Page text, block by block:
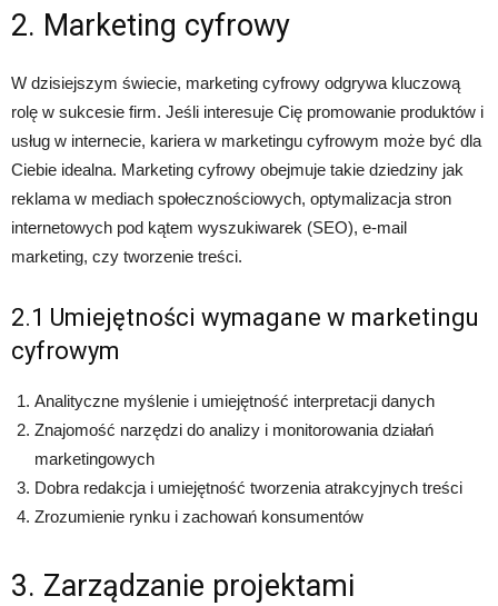
2. Marketing cyfrowy
W dzisiejszym świecie, marketing cyfrowy odgrywa kluczową
rolę w sukcesie firm. Jeśli interesuje Cię promowanie produktów i
usług w internecie, kariera w marketingu cyfrowym może być dla
Ciebie idealna. Marketing cyfrowy obejmuje takie dziedziny jak
reklama w mediach społecznościowych, optymalizacja stron
internetowych pod kątem wyszukiwarek (SEO), e-mail
marketing, czy tworzenie treści.
2.1 Umiejętności wymagane w marketingu
cyfrowym
Analityczne myślenie i umiejętność interpretacji danych
Znajomość narzędzi do analizy i monitorowania działań
marketingowych
Dobra redakcja i umiejętność tworzenia atrakcyjnych treści
Zrozumienie rynku i zachowań konsumentów
3. Zarządzanie projektami